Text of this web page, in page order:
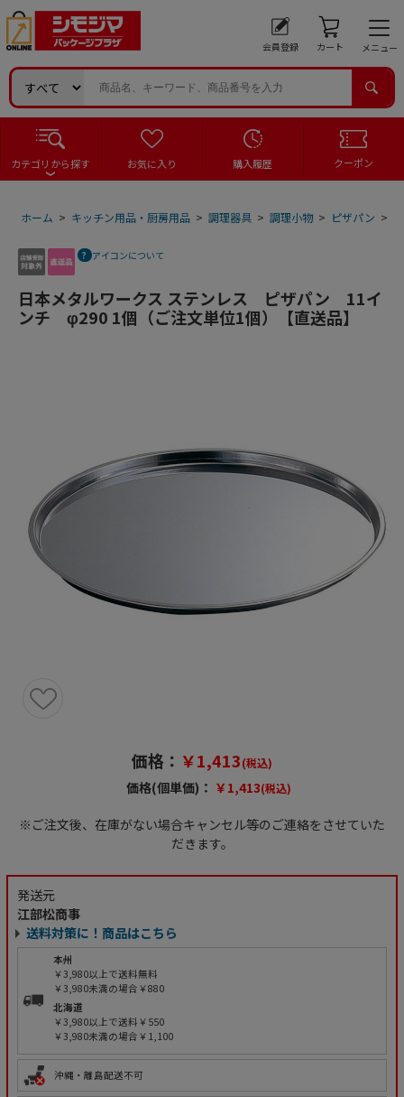
会員登録 カート メニュー
カテゴリから探す お気に入り 購入履歴 クーポン
ホーム > キッチン用品・厨房用品 > 調理器具 > 調理小物 > ピザパン >
アイコンについて
日本メタルワークス ステンレス ピザパン 11イ
ンチ φ290 1個（ご注文単位1個）【直送品】
価格： ￥1,413(税込)
価格(個単価)： ￥1,413(税込)
※ご注文後、在庫がない場合キャンセル等のご連絡をさせていた
だきます。
発送元
江部松商事
送料対策に！商品はこちら
本州
￥3,980以上で送料無料
￥3,980未満の場合￥880
北海道
￥3,980以上で送料￥550
￥3,980未満の場合￥1,100
沖縄・離島配送不可